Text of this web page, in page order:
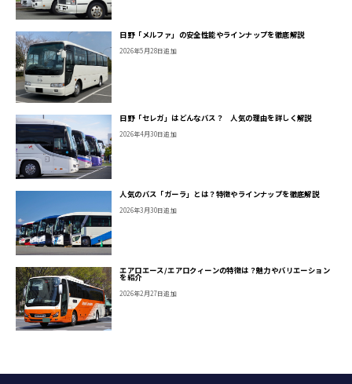
日野「メルファ」の安全性能やラインナップを徹底解説
2026年5月28日追加
日野「セレガ」はどんなバス？ 人気の理由を詳しく解説
2026年4月30日追加
人気のバス「ガーラ」とは？特徴やラインナップを徹底解説
2026年3月30日追加
エアロエース/エアロクィーンの特徴は？魅力やバリエーション
を紹介
2026年2月27日追加